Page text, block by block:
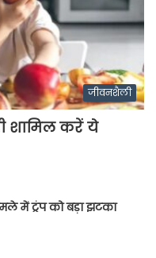
जीवनशैली
शामिल करें ये
में ट्रंप को बड़ा झटका